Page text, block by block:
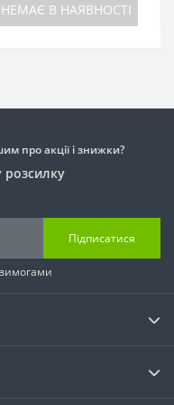
НЕМАЄ В НАЯВНОСТІ
про акції і знижки?
розсилку
Підписатися
вимогами